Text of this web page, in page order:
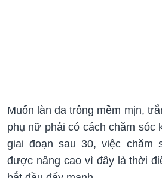
Muốn làn da trông mềm mịn,
phụ nữ phải có cách chăm
giai đoạn sau 30, việc chăm
được nâng cao vì đây là thời